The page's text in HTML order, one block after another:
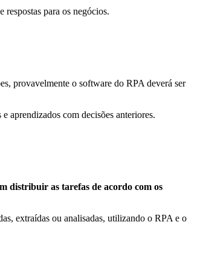
para os negócios.
provavelmente o software do RPA deverá ser
aprendizados com decisões anteriores.
distribuir as tarefas de acordo com os
extraídas ou analisadas, utilizando o RPA e o